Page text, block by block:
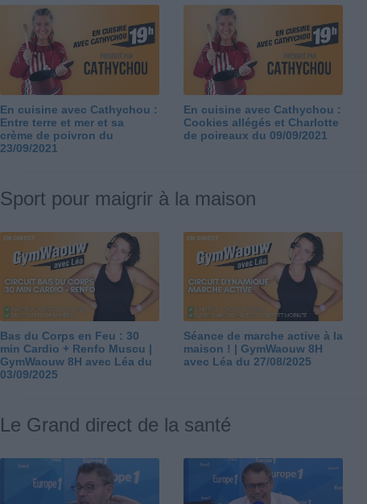
En cuisine avec Cathychou :
Entre terre et mer et sa
crème de poivron du
23/09/2021
En cuisine avec Cathychou :
Cookies allégés et Charlotte
de poireaux du 09/09/2021
Sport pour maigrir à la maison
Bas du Corps en Feu : 30
min Cardio + Renfo Muscu |
GymWaouw 8H avec Léa du
03/09/2025
Séance de marche active à la
maison ! | GymWaouw 8H
avec Léa du 27/08/2025
Le Grand direct de la santé